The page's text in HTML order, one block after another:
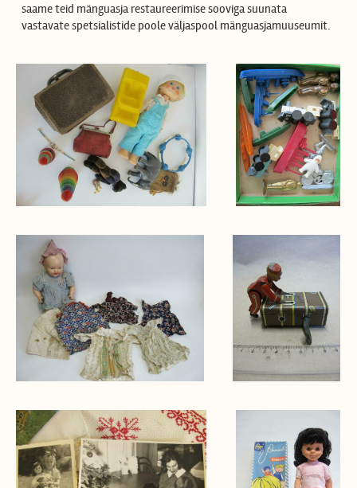
saame teid mänguasja restaureerimise sooviga suunata
vastavate spetsialistide poole väljaspool mänguasjamuuseumit.